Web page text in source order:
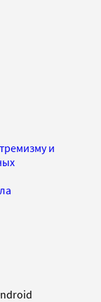
и